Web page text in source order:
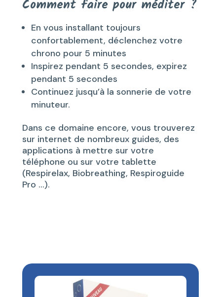
Comment faire pour méditer ?
En vous installant toujours
confortablement, déclenchez votre
chrono pour 5 minutes
Inspirez pendant 5 secondes, expirez
pendant 5 secondes
Continuez jusqu’à la sonnerie de votre
minuteur.
Dans ce domaine encore, vous trouverez
sur internet de nombreux guides, des
applications à mettre sur votre
téléphone ou sur votre tablette
(Respirelax, Biobreathing, Respiroguide
Pro …).